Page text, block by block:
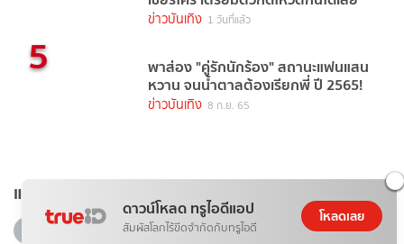
ข่าวบันเทิง 1 วันที่แล้ว
5 พาส่อง "คู่รักนักร้อง" สถานะแฟนแสน
หวาน จนน้ำตาลต้องเรียกพี่ ปี 2565!
ข่าวบันเทิง 8 ก.ย. 65
แท็กยอดนิยม
ดารา ข่าวบันเทิง ข่าวดารา
ไอจีดารา
ดาวน์โหลด ทรูไอดีแอป
สัมผัสโลกไร้ขีดจำกัดกับทรูไอดี
โหลดเลย